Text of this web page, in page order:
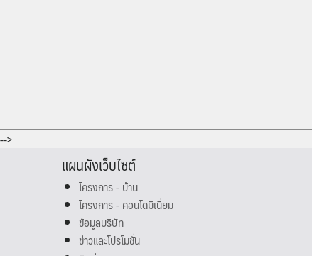
-->
แผนผังเว็บไซต์
โครงการ - บ้าน
โครงการ - คอนโดมิเนี่ยม
ข้อมูลบริษัท
ข่าวและโปรโมชั่น